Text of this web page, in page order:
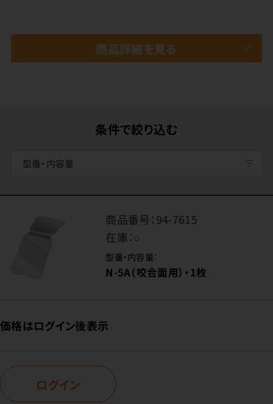
商品詳細を見る
条件で絞り込む
型番・内容量
商品番号：94-7615
在庫：○
型番・内容量：
N-5A（咬合面用）・1枚
価格はログイン後表示
ログイン